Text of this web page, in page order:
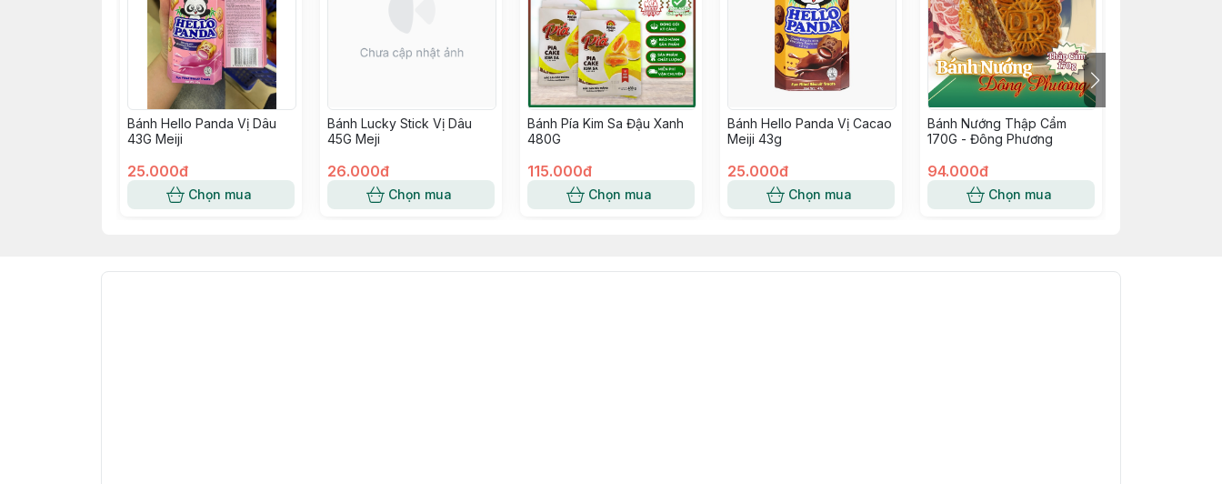
Bánh Hello Panda Vị Dâu
43G Meiji
25.000đ
Chọn mua
Bánh Lucky Stick Vị Dâu
45G Meji
26.000đ
Chọn mua
Bánh Pía Kim Sa Đậu Xanh
480G
115.000đ
Chọn mua
Bánh Hello Panda Vị Cacao
Meiji 43g
25.000đ
Chọn mua
Bánh Nướng Thập Cẩm
170G - Đông Phương
94.000đ
Chọn mua